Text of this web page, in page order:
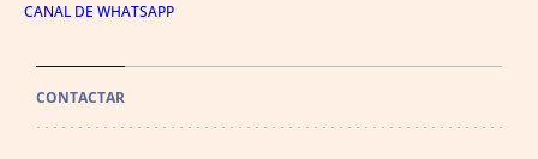
CANAL DE WHATSAPP
CONTACTAR